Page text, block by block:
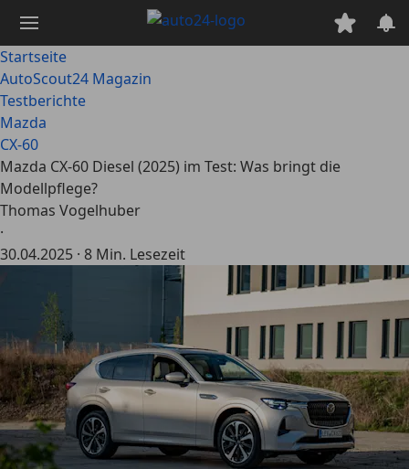
Hauptinhalt
springen
Startseite
AutoScout24 Magazin
Testberichte
Mazda
CX-60
Mazda CX-60 Diesel (2025) im Test: Was bringt die
Modellpflege?
Thomas Vogelhuber
·
30.04.2025 · 8 Min. Lesezeit